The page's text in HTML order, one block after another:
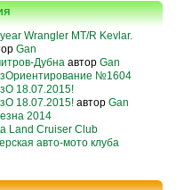
Wrangler MT/R Kevlar.
Gan
Дубнаавтор Gan
№1604
18.07.2015!
18.07.2015! автор Gan
2014
Land Cruiser Club
авто-мото клуба